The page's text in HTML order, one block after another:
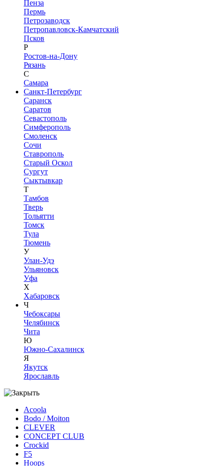
Пенза
Пермь
Петрозаводск
Петропавловск-Камчатский
Псков
Р
Ростов-на-Дону
Рязань
С
Самара
Санкт-Петербург
Саранск
Саратов
Севастополь
Симферополь
Смоленск
Сочи
Ставрополь
Старый Оскол
Сургут
Сыктывкар
Т
Тамбов
Тверь
Тольятти
Томск
Тула
Тюмень
У
Улан-Удэ
Ульяновск
Уфа
Х
Хабаровск
Ч
Чебоксары
Челябинск
Чита
Ю
Южно-Сахалинск
Я
Якутск
Ярославль
Acoola
Bodo / Moiton
CLEVER
CONCEPT CLUB
Crockid
F5
Hoops